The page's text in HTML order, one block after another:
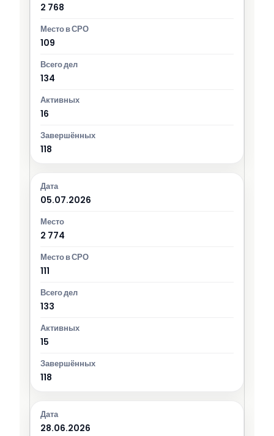
2 768
109
134
16
118
05.07.2026
2 774
111
133
15
118
28.06.2026